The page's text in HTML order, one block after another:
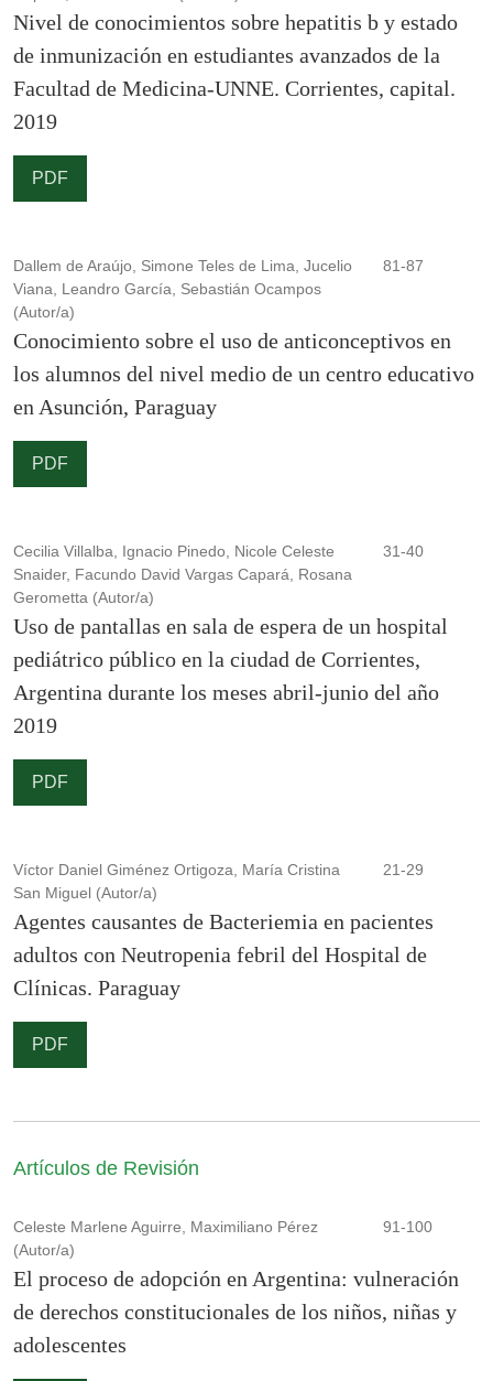
Nivel de conocimientos sobre hepatitis b y estado
de inmunización en estudiantes avanzados de la
Facultad de Medicina-UNNE. Corrientes, capital.
2019
PDF
Dallem de Araújo, Simone Teles de Lima, Jucelio
Viana, Leandro García, Sebastián Ocampos
(Autor/a)
81-87
Conocimiento sobre el uso de anticonceptivos en
los alumnos del nivel medio de un centro educativo
en Asunción, Paraguay
PDF
Cecilia Villalba, Ignacio Pinedo, Nicole Celeste
Snaider, Facundo David Vargas Capará, Rosana
Gerometta (Autor/a)
31-40
Uso de pantallas en sala de espera de un hospital
pediátrico público en la ciudad de Corrientes,
Argentina durante los meses abril-junio del año
2019
PDF
Víctor Daniel Giménez Ortigoza, María Cristina
San Miguel (Autor/a)
21-29
Agentes causantes de Bacteriemia en pacientes
adultos con Neutropenia febril del Hospital de
Clínicas. Paraguay
PDF
Artículos de Revisión
Celeste Marlene Aguirre, Maximiliano Pérez
(Autor/a)
91-100
El proceso de adopción en Argentina: vulneración
de derechos constitucionales de los niños, niñas y
adolescentes